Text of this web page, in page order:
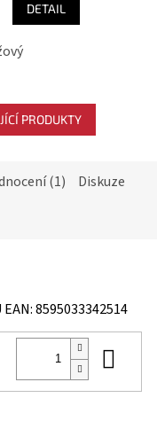
DETAIL
PRODUKTY
(1)
Diskuze
EAN:8595033342514